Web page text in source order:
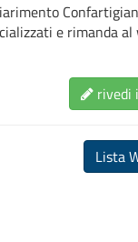
e rimanda
rivedi
Lista